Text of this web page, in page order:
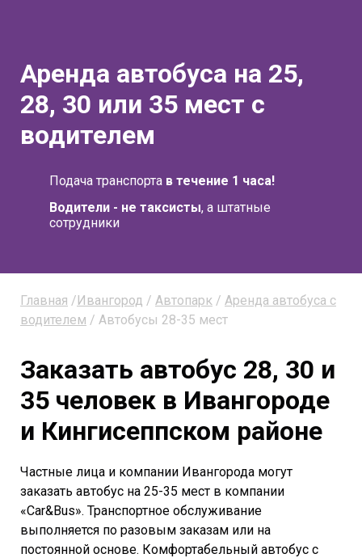
Аренда автобуса на 25,
28, 30 или 35 мест с
водителем
Подача транспорта в течение 1 часа!
Водители - не таксисты, а штатные
сотрудники
Главная /Ивангород / Автопарк / Аренда автобуса с
водителем / Автобусы 28-35 мест
Заказать автобус 28, 30 и
35 человек в Ивангороде
и Кингисеппском районе
Частные лица и компании Ивангорода могут
заказать автобус на 25-35 мест в компании
«Car&Bus». Транспортное обслуживание
выполняется по разовым заказам или на
постоянной основе. Комфортабельный автобус с